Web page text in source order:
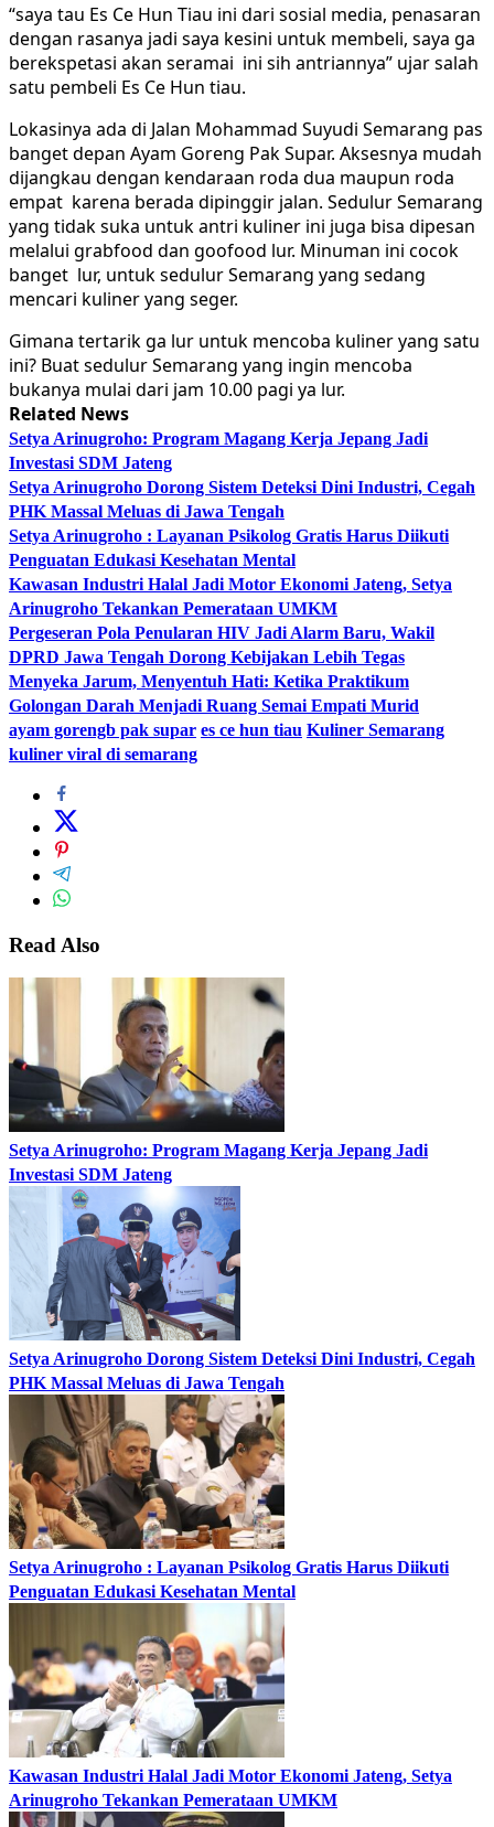
“saya tau Es Ce Hun Tiau ini dari sosial media, penasaran
dengan rasanya jadi saya kesini untuk membeli, saya ga
berekspetasi akan seramai ini sih antriannya” ujar salah
satu pembeli Es Ce Hun tiau.
Lokasinya ada di Jalan Mohammad Suyudi Semarang pas
banget depan Ayam Goreng Pak Supar. Aksesnya mudah
dijangkau dengan kendaraan roda dua maupun roda
empat karena berada dipinggir jalan. Sedulur Semarang
yang tidak suka untuk antri kuliner ini juga bisa dipesan
melalui grabfood dan goofood lur. Minuman ini cocok
banget lur, untuk sedulur Semarang yang sedang
mencari kuliner yang seger.
Gimana tertarik ga lur untuk mencoba kuliner yang satu
ini? Buat sedulur Semarang yang ingin mencoba
bukanya mulai dari jam 10.00 pagi ya lur.
Related News
Setya Arinugroho: Program Magang Kerja Jepang Jadi
Investasi SDM Jateng
Setya Arinugroho Dorong Sistem Deteksi Dini Industri, Cegah
PHK Massal Meluas di Jawa Tengah
Setya Arinugroho : Layanan Psikolog Gratis Harus Diikuti
Penguatan Edukasi Kesehatan Mental
Kawasan Industri Halal Jadi Motor Ekonomi Jateng, Setya
Arinugroho Tekankan Pemerataan UMKM
Pergeseran Pola Penularan HIV Jadi Alarm Baru, Wakil
DPRD Jawa Tengah Dorong Kebijakan Lebih Tegas
Menyeka Jarum, Menyentuh Hati: Ketika Praktikum
Golongan Darah Menjadi Ruang Semai Empati Murid
ayam gorengb pak supar es ce hun tiau Kuliner Semarang
kuliner viral di semarang
Read Also
Setya Arinugroho: Program Magang Kerja Jepang Jadi
Investasi SDM Jateng
Setya Arinugroho Dorong Sistem Deteksi Dini Industri, Cegah
PHK Massal Meluas di Jawa Tengah
Setya Arinugroho : Layanan Psikolog Gratis Harus Diikuti
Penguatan Edukasi Kesehatan Mental
Kawasan Industri Halal Jadi Motor Ekonomi Jateng, Setya
Arinugroho Tekankan Pemerataan UMKM